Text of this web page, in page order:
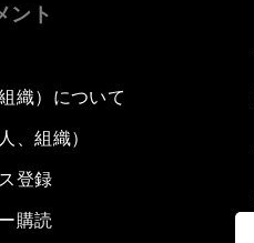
ント
織）について
、組織）
登録
購読